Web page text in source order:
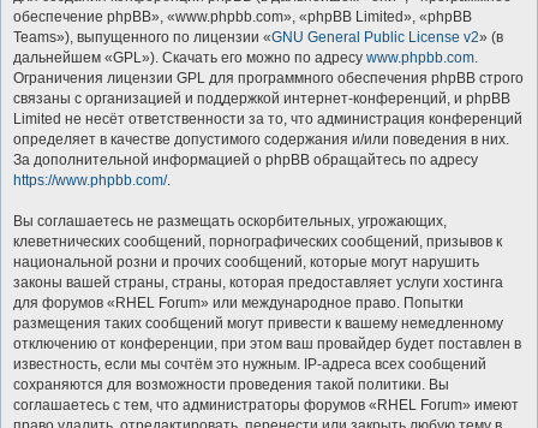
обеспечение phpBB», «www.phpbb.com», «phpBB Limited», «phpBB
Teams»), выпущенного по лицензии «GNU General Public License v2» (в
дальнейшем «GPL»). Скачать его можно по адресу www.phpbb.com.
Ограничения лицензии GPL для программного обеспечения phpBB строго
связаны с организацией и поддержкой интернет-конференций, и phpBB
Limited не несёт ответственности за то, что администрация конференций
определяет в качестве допустимого содержания и/или поведения в них.
За дополнительной информацией о phpBB обращайтесь по адресу
https://www.phpbb.com/.
Вы соглашаетесь не размещать оскорбительных, угрожающих,
клеветнических сообщений, порнографических сообщений, призывов к
национальной розни и прочих сообщений, которые могут нарушить
законы вашей страны, страны, которая предоставляет услуги хостинга
для форумов «RHEL Forum» или международное право. Попытки
размещения таких сообщений могут привести к вашему немедленному
отключению от конференции, при этом ваш провайдер будет поставлен в
известность, если мы сочтём это нужным. IP-адреса всех сообщений
сохраняются для возможности проведения такой политики. Вы
соглашаетесь с тем, что администраторы форумов «RHEL Forum» имеют